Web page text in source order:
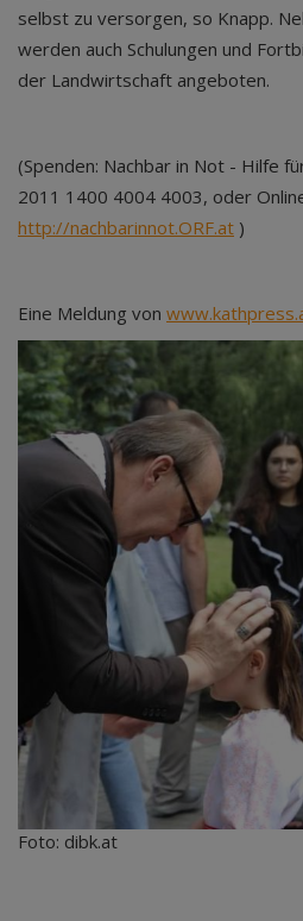
selbst zu versorgen, so Knapp.
werden auch Schulungen und
der Landwirtschaft angeboten.
(Spenden: Nachbar in Not - Hilfe
2011 1400 4004 4003, oder
http://nachbarinnot.ORF.at )
Eine Meldung von
Foto: dibk.at